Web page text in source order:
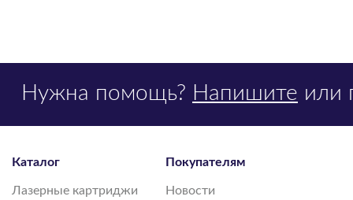
Нужна помощь? Напишите или
Каталог
Лазерные картриджи
Покупателям
Новости